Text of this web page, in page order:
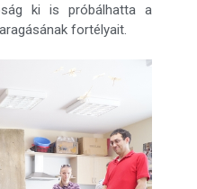
ki is próbálhatta a
fortélyait.